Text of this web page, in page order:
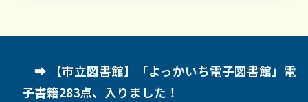
【市立図書館】「よっかいち電子図書館」電
子書籍283点、入りました！